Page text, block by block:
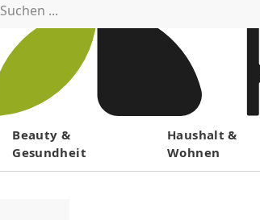
Menü
Suchen ...
Beauty &
Gesundheit
Haushalt &
Wohnen